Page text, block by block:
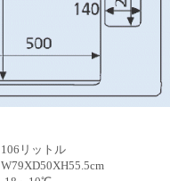
106リットル
W79XD50XH55.5cm